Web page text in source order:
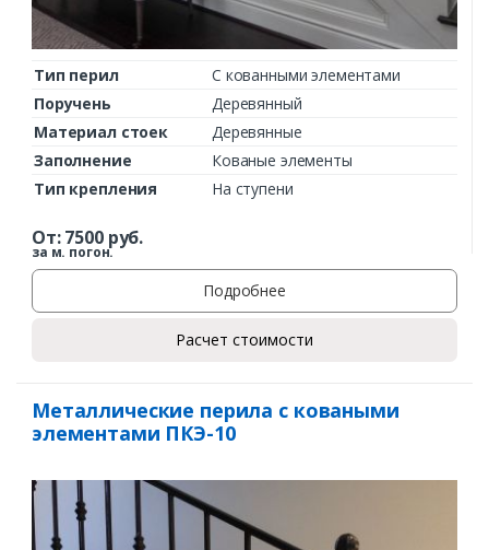
Тип перил
С кованными элементами
Поручень
Деревянный
Материал стоек
Деревянные
Заполнение
Кованые элементы
Тип крепления
На ступени
От:7500руб.
за м. погон.
Подробнее
Расчет стоимости
Металлические перила с коваными
элементами ПКЭ-10